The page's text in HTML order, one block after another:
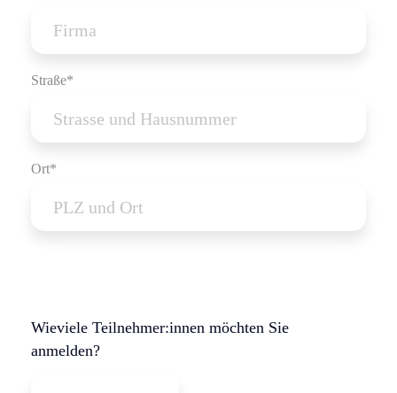
Straße*
Ort*
Wieviele Teilnehmer:innen möchten Sie
anmelden?